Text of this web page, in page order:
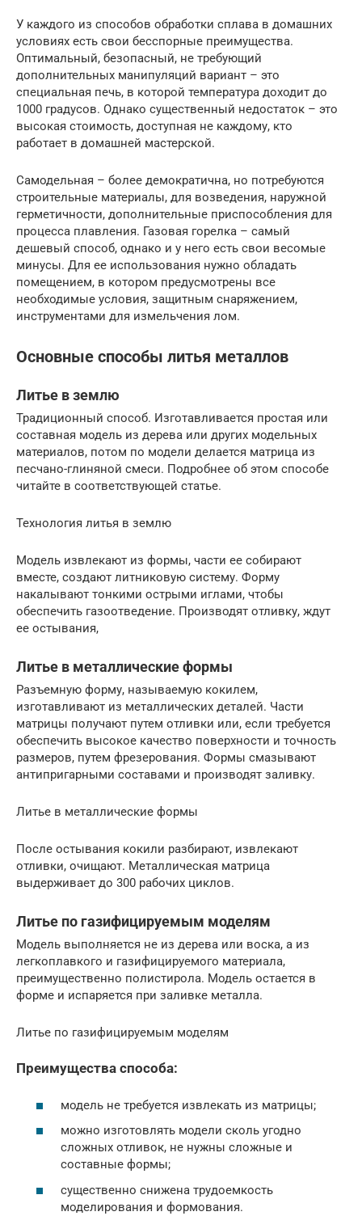
У каждого из способов обработки сплава в домашних
условиях есть свои бесспорные преимущества.
Оптимальный, безопасный, не требующий
дополнительных манипуляций вариант – это
специальная печь, в которой температура доходит до
1000 градусов. Однако существенный недостаток – это
высокая стоимость, доступная не каждому, кто
работает в домашней мастерской.
Самодельная – более демократична, но потребуются
строительные материалы, для возведения, наружной
герметичности, дополнительные приспособления для
процесса плавления. Газовая горелка – самый
дешевый способ, однако и у него есть свои весомые
минусы. Для ее использования нужно обладать
помещением, в котором предусмотрены все
необходимые условия, защитным снаряжением,
инструментами для измельчения лом.
Основные способы литья металлов
Литье в землю
Традиционный способ. Изготавливается простая или
составная модель из дерева или других модельных
материалов, потом по модели делается матрица из
песчано-глиняной смеси. Подробнее об этом способе
читайте в соответствующей статье.
Технология литья в землю
Модель извлекают из формы, части ее собирают
вместе, создают литниковую систему. Форму
накалывают тонкими острыми иглами, чтобы
обеспечить газоотведение. Производят отливку, ждут
ее остывания,
Литье в металлические формы
Разъемную форму, называемую кокилем,
изготавливают из металлических деталей. Части
матрицы получают путем отливки или, если требуется
обеспечить высокое качество поверхности и точность
размеров, путем фрезерования. Формы смазывают
антипригарными составами и производят заливку.
Литье в металлические формы
После остывания кокили разбирают, извлекают
отливки, очищают. Металлическая матрица
выдерживает до 300 рабочих циклов.
Литье по газифицируемым моделям
Модель выполняется не из дерева или воска, а из
легкоплавкого и газифицируемого материала,
преимущественно полистирола. Модель остается в
форме и испаряется при заливке металла.
Литье по газифицируемым моделям
Преимущества способа:
модель не требуется извлекать из матрицы;
можно изготовлять модели сколь угодно
сложных отливок, не нужны сложные и
составные формы;
существенно снижена трудоемкость
моделирования и формования.